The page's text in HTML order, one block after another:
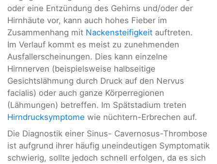
oder eine Entzündung des Gehirns und/oder der
Hirnhäute vor, kann auch hohes Fieber im
Zusammenhang mit Nackensteifigkeit auftreten.
Im Verlauf kommt es meist zu zunehmenden
Ausfallerscheinungen. Dies kann einzelne
Hirnnerven (beispielsweise halbseitige
Gesichtslähmung durch Druck auf den Nervus
facialis) oder auch ganze Körperregionen
(Lähmungen) betreffen. Im Spätstadium treten
Hirndrucksymptome wie nüchtern-Erbrechen auf.
Die Diagnostik einer Sinus- Cavernosus-Thrombose
ist aufgrund ihrer häufig uneindeutigen Symptomatik
schwierig, sollte jedoch schnell erfolgen, da es sich